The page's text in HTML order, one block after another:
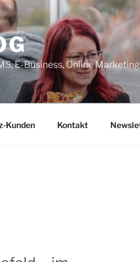
E-Business, Online
Kunden Kontakt